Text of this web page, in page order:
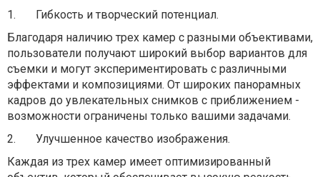
1.
Гибкость и творческий потенциал.
Благодаря наличию трех камер с разными объективами,
пользователи получают широкий выбор вариантов для
съемки и могут экспериментировать с различными
эффектами и композициями. От широких панорамных
кадров до увлекательных снимков с приближением -
возможности ограничены только вашими задачами.
2.
Улучшенное качество изображения.
Каждая из трех камер имеет оптимизированный